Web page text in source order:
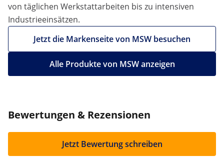
von täglichen Werkstattarbeiten bis zu intensiven
Industrieeinsätzen.
Jetzt die Markenseite von MSW besuchen
Alle Produkte von MSW anzeigen
Bewertungen & Rezensionen
Jetzt Bewertung schreiben